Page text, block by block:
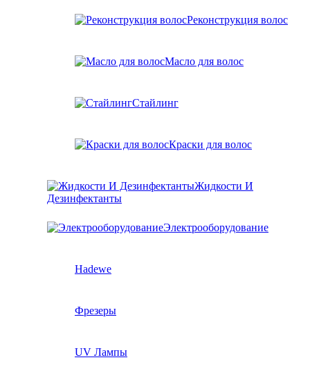
Реконструкция волос
Масло для волос
Стайлинг
Краски для волос
Жидкости И
Дезинфектанты
Электрооборудование
Hadewe
Фрезеры
UV Лампы